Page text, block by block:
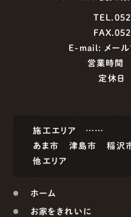
E-mail: メー
営業時
定休日
施工エリア ……
あま市
津島市 稲沢
他エリア
ホーム
お家をきれいに